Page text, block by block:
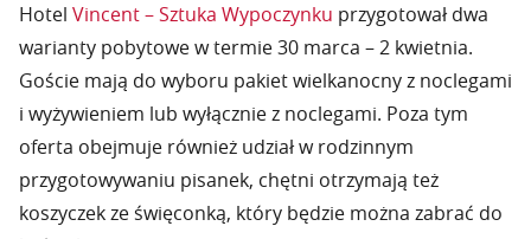
Hotel Vincent – Sztuka Wypoczynku przygotował dwa
warianty pobytowe w termie 30 marca – 2 kwietnia.
Goście mają do wyboru pakiet wielkanocny z noclegami
i wyżywieniem lub wyłącznie z noclegami. Poza tym
oferta obejmuje również udział w rodzinnym
przygotowywaniu pisanek, chętni otrzymają też
koszyczek ze święconką, który będzie można zabrać do